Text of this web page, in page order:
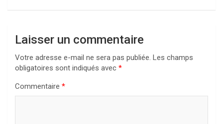
Laisser un commentaire
Votre adresse e-mail ne sera pas publiée. Les champs
obligatoires sont indiqués avec *
Commentaire *